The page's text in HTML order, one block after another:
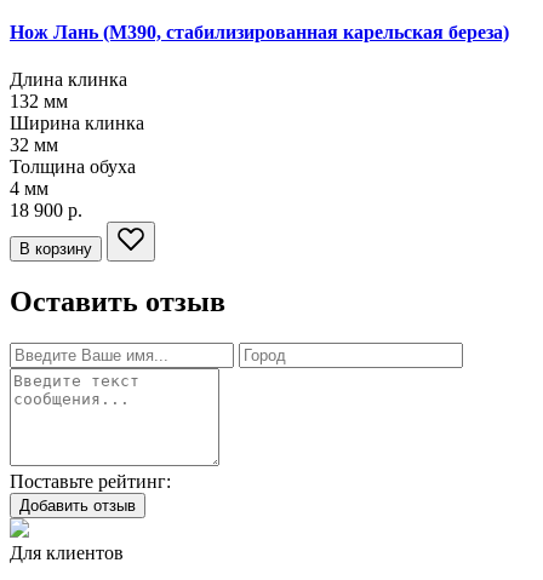
Нож Лань (М390, стабилизированная карельская береза)
Длина клинка
132 мм
Ширина клинка
32 мм
Толщина обуха
4 мм
18 900 р.
В корзину
Оставить отзыв
Поставьте рейтинг:
Добавить отзыв
Для клиентов